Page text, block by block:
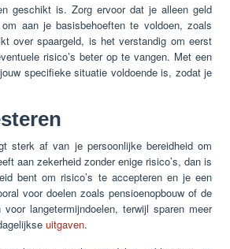
geschikt is. Zorg ervoor dat je alleen geld
aan je basisbehoeften te voldoen, zoals
over spaargeld, is het verstandig om eerst
risico’s beter op te vangen. Met een
specifieke situatie voldoende is, zodat je
sterk af van je persoonlijke bereidheid om
aan zekerheid zonder enige risico’s, dan is
bent om risico’s te accepteren en je een
voor doelen zoals pensioenopbouw of de
langetermijndoelen, terwijl sparen meer
uitgaven.